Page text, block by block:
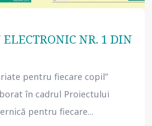
NR. 1 DIN
pentru fiecare copil”
în cadrul Proiectului
pentru fiecare...